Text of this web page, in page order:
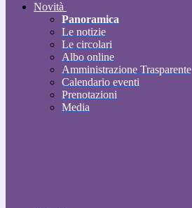
Novità
Panoramica
Le notizie
Le circolari
Albo online
Amministrazione Trasparente
Calendario eventi
Prenotazioni
Media